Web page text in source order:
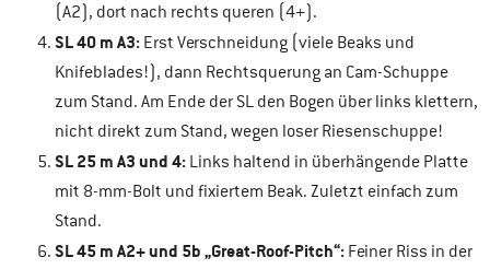
(A2), dort nach rechts queren (4+).
SL 40 m A3: Erst Verschneidung (viele Beaks und
Knifeblades!), dann Rechtsquerung an Cam-Schuppe
zum Stand. Am Ende der SL den Bogen über links klettern,
nicht direkt zum Stand, wegen loser Riesenschuppe!
SL 25 m A3 und 4: Links haltend in überhängende Platte
mit 8-mm-Bolt und fixiertem Beak. Zuletzt einfach zum
Stand.
SL 45 m A2+ und 5b „Great-Roof-Pitch“: Feiner Riss in der